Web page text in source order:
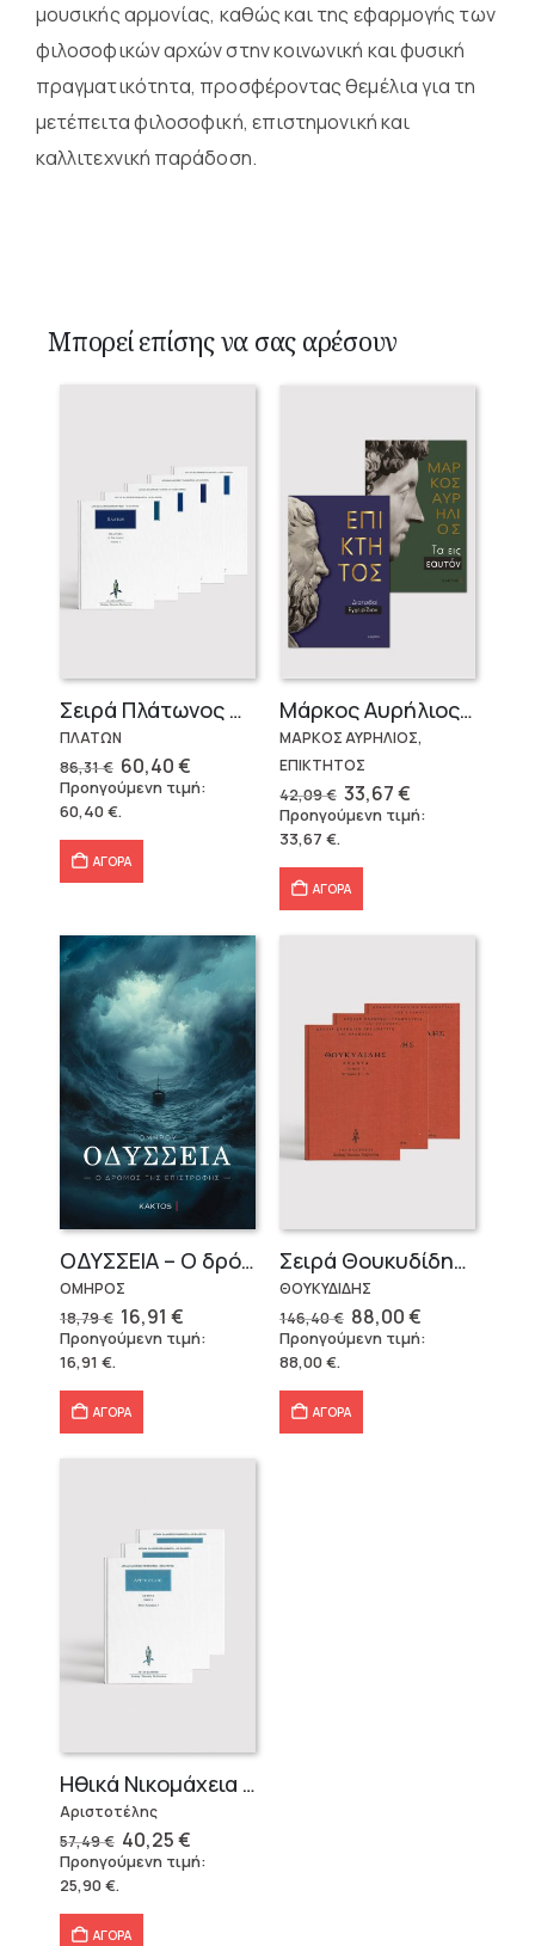
μουσικής αρμονίας, καθώς και της εφαρμογής των
φιλοσοφικών αρχών στην κοινωνική και φυσική
πραγματικότητα, προσφέροντας θεμέλια για τη
μετέπειτα φιλοσοφική, επιστημονική και
καλλιτεχνική παράδοση.
Μπορεί επίσης να σας αρέσουν
Σειρά Πλάτωνος Πολιτεία
ΠΛΑΤΩΝ
86,31€ Original
price
was:
86,31 €.
60,40€Η
τρέχουσα
τιμή
Προηγούμενη τιμή:
60,40€.
ΑΓΟΡΑ
Μάρκος Αυρήλιος & Επίκτητος (Επίτομα)
ΜΑΡΚΟΣ ΑΥΡΗΛΙΟΣ,
ΕΠΙΚΤΗΤΟΣ
42,09€ Original
price
was:
33,67€Η
τρέχουσα
τιμή
Προηγούμενη τιμή:
33,67 €.
ΑΓΟΡΑ
OΔΥΣΣΕΙΑ – Ο δρόμος της επιστροφής
ΟΜΗΡΟΣ
18,79€ Original
price
was:
16,91 €Η
τρέχουσα
τιμή
Προηγούμενη τιμή:
16,91 €.
ΑΓΟΡΑ
Σειρά Θουκυδίδης – Δεμένο (4 τόμοι)
ΘΟΥΚΥΔΙΔΗΣ
146,40€ Original
price
was:
88,00€Η
τρέχουσα
τιμή
Προηγούμενη τιμή:
88,00€.
ΑΓΟΡΑ
Ηθικά Νικομάχεια (3 τόμοι)
Αριστοτέλης
57,49€ Original
price
was:
40,25€Η
τρέχουσα
τιμή
Προηγούμενη τιμή:
25,90€.
ΑΓΟΡΑ